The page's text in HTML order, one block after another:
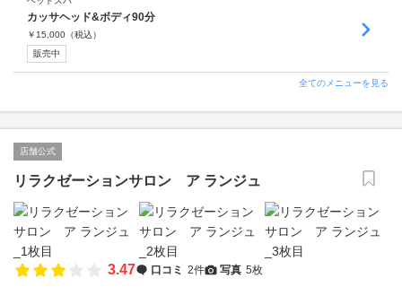
カッサヘッド&ボディ90分
￥ 15,000 （税込）
販売中
全てのメニューを見る
店舗公式
リラクゼーションサロン ア ランジュ
3.47 口コミ 2件 写真 5枚